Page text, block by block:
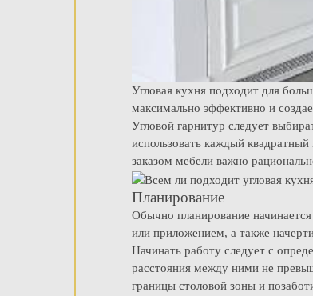
Угловая кухня подходит для
максимально эффективно и
Угловой гарнитур следует
использовать каждый
заказом мебели важно
Планирование
Обычно планирование
или приложением, а также
Начинать работу следует с
расстояния между ними не
границы столовой зоны и